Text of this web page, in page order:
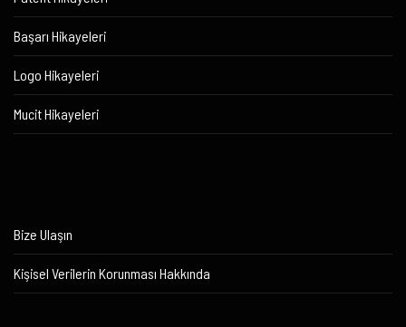
Başarı Hikayeleri
Logo Hikayeleri
Mucit Hikayeleri
Bize Ulaşın
Kişisel Verilerin Korunması Hakkında